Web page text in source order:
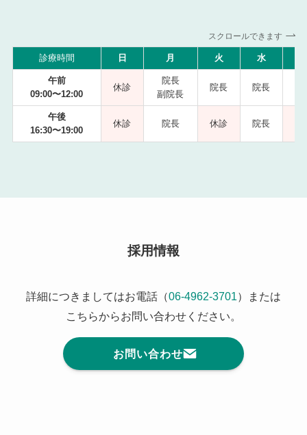
スクロールできます
診療時間 日 月 火 水
午前
09:00〜12:00
休診
院長
副院長
院長 院長
午後
16:30〜19:00
休診 院長 休診 院長
採用情報
詳細につきましてはお電話（06-4962-3701）または
こちらからお問い合わせください。
お問い合わせ